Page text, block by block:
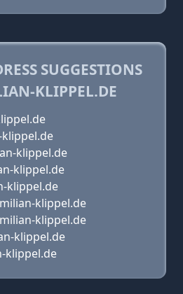
SUGGESTIONS
KLIPPEL.DE
klippel.de
klippel.de
klippel.de
klippel.de
klippel.de
klippel.de
klippel.de